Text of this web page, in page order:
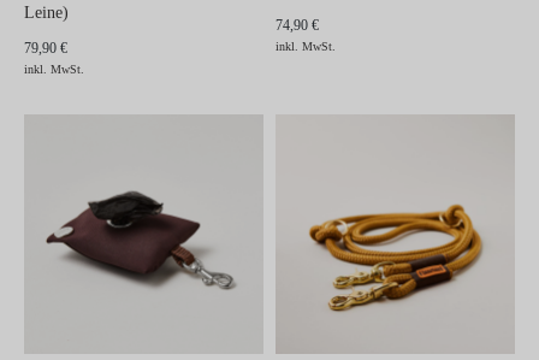
Leine)
79,90 €
inkl. MwSt.
74,90 €
inkl. MwSt.